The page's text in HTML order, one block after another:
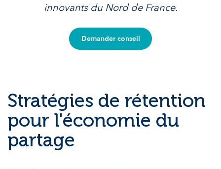
innovants du Nord de France.
Demander conseil
Stratégies de rétention
pour l'économie du
partage